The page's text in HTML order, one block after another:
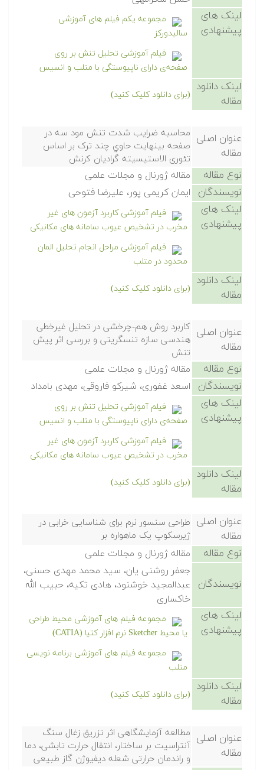
لینک های
پیشنهادی
مجموعه یکم فیلم های آموزشی
سالیدورکز
فیلم آموزشی تحلیل تنش بر روی
صفحه‌ی دارای ناپیوستگی با متلب و انسیس
لینک دانلود
مقاله
(برای دانلود کلیک کنید)
عنوان اصلی
مقاله
محاسبه ضرایب شدت تنش مود سه در
صفحه بینهایت حاوي چند ترک بر اساس
تئوری الاستیسیته گرادیان کرنش
نوع مقاله مقاله ژورنال و مجلات علمی
نویسندگان ایمان کریمی پور، علیرضا فتوحی
لینک های
پیشنهادی
فیلم آموزشی کاربرد آزمون های غیر
مخرب در تشخیص عیوب سامانه های مکانیکی
فیلم آموزشی مراحل انجام تحلیل المان
محدود در متلب
لینک دانلود
مقاله
(برای دانلود کلیک کنید)
عنوان اصلی
مقاله
کاربرد روش هم-چرخشی در تحلیل غیرخطی
هندسی سازه تنسگریتی و بررسی اثر پیش
تنش
نوع مقاله مقاله ژورنال و مجلات علمی
نویسندگان اسعد غفوری، شیرکو فاروقی، مهدی بامداد
لینک های
پیشنهادی
فیلم آموزشی تحلیل تنش بر روی
صفحه‌ی دارای ناپیوستگی با متلب و انسیس
فیلم آموزشی کاربرد آزمون های غیر
مخرب در تشخیص عیوب سامانه های مکانیکی
لینک دانلود
مقاله
(برای دانلود کلیک کنید)
عنوان اصلی
مقاله
طراحی سنسور نرم برای شناسایی خرابی در
ژیرسکوپ یک ماهواره بر
نوع مقاله مقاله ژورنال و مجلات علمی
نویسندگان
جعفر روشنی یان، سید محمد مهدی حسنی،
عبدالمجید خوشنود، هادی تکیه، حبیب الله
خاکساری
لینک های
پیشنهادی
مجموعه فیلم های آموزشی محیط طراحی
یا محیط Sketcher نرم افزار کتیا (CATIA)
مجموعه فیلم های آموزشی برنامه نویسی
متلب
لینک دانلود
مقاله
(برای دانلود کلیک کنید)
عنوان اصلی
مقاله
مطالعه آزمایشگاهی اثر تزریق زغال سنگ
آنتراسیت بر ساختار، انتقال حرارت تابشی، دما
و راندمان حرارتی شعله دیفیوژن گاز طبیعی